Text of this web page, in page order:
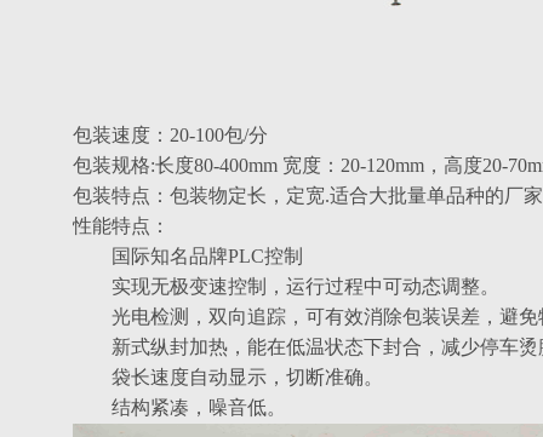
包装速度：20-100包/分
包装规格:长度80-400mm 宽度：20-120mm，高度20-
包装特点： 包装物定长， 定宽.适合大批量单品种的厂
性能特点：
国际知名品牌PLC控制
实现无极变速控制，运行过程中可动态调整。
光电检测，双向追踪，可有效消除包装误差，避免
新式纵封加热，能在低温状态下封合，减少停车烫
袋长速度自动显示，切断准确。
结构紧凑，噪音低。